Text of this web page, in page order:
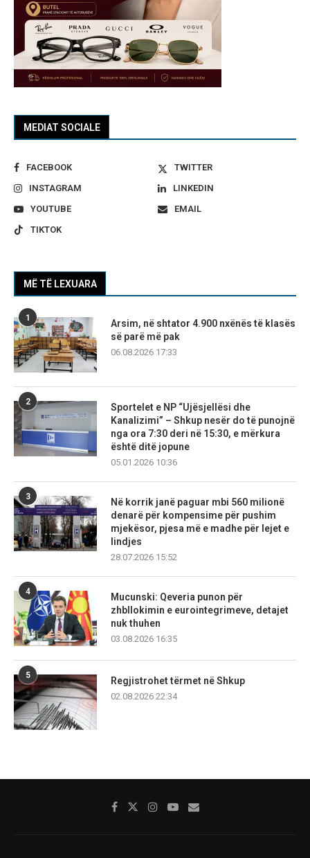
MEDIAT SOCIALE
FACEBOOK
TWITTER
INSTAGRAM
LINKEDIN
YOUTUBE
EMAIL
TIKTOK
MË TË LEXUARA
1
Arsim, në shtator 4.900 nxënës të klasës
së parë më pak
06.08.2026 17:33
2
Sportelet e NP “Ujësjellësi dhe
Kanalizimi” – Shkup nesër do të punojnë
nga ora 7:30 deri në 15:30, e mërkura
është ditë jopune
05.01.2026 10:36
3
Në korrik janë paguar mbi 560 milionë
denarë për kompensime për pushim
mjekësor, pjesa më e madhe për lejet e
lindjes
28.07.2026 15:52
4
Mucunski: Qeveria punon për
zhbllokimin e eurointegrimeve, detajet
nuk thuhen
03.08.2026 16:35
5
Regjistrohet tërmet në Shkup
02.08.2026 22:34